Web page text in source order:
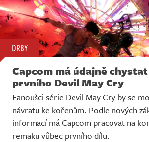
DRBY
Capcom má údajně
prvního Devil May Cry
Fanoušci série Devil May Cry by se
návratu ke kořenům. Podle nových
informací má Capcom pracovat na
remaku vůbec prvního dílu.